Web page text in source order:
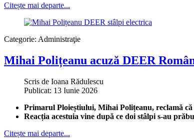
Citește mai departe...
Categorie: Administraţie
Mihai Polițeanu acuză DEER
Scris de Ioana Rădulescu
Publicat: 13 Iunie 2026
Primarul Ploieștiului, Mihai Polițeanu, reclamă
Reacția acestuia vine după ce doi stâlpi s-au
Citește mai departe...